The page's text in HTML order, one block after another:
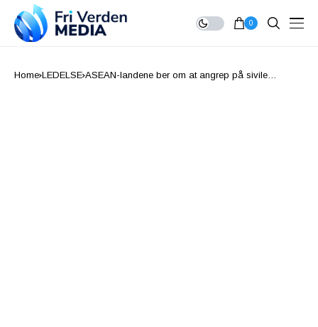
0
Home LEDELSE ASEAN-landene ber om at angrep på sivile